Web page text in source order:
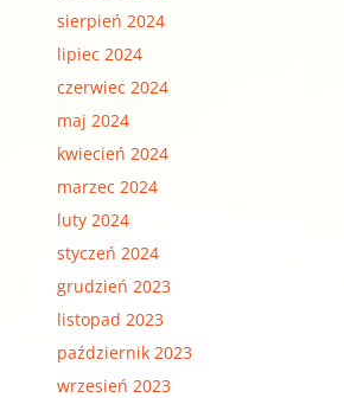
sierpień 2024
lipiec 2024
czerwiec 2024
maj 2024
kwiecień 2024
marzec 2024
luty 2024
styczeń 2024
grudzień 2023
listopad 2023
październik 2023
wrzesień 2023